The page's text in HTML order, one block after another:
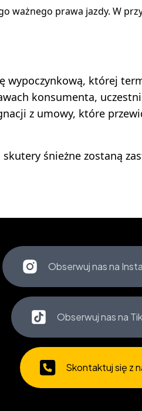
ważnego prawa jazdy. W
wypoczynkową, której
konsumenta,
z umowy, które
śnieżne zostaną
Obserwuj nas na
Obserwuj nas na
Skontaktuj się z